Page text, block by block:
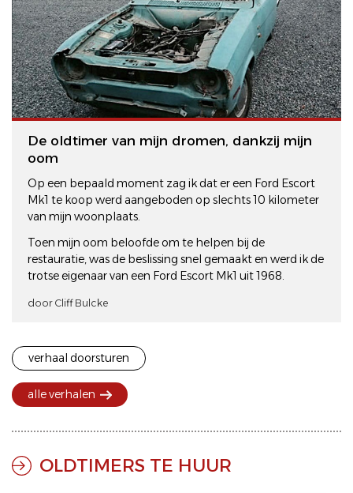
De oldtimer van mijn dromen, dankzij mijn
oom
Op een bepaald moment zag ik dat er een Ford Escort
Mk1 te koop werd aangeboden op slechts 10 kilometer
van mijn woonplaats.
Toen mijn oom beloofde om te helpen bij de
restauratie, was de beslissing snel gemaakt en werd ik de
trotse eigenaar van een Ford Escort Mk1 uit 1968.
door Cliff Bulcke
verhaal doorsturen
alle verhalen
OLDTIMERS TE HUUR